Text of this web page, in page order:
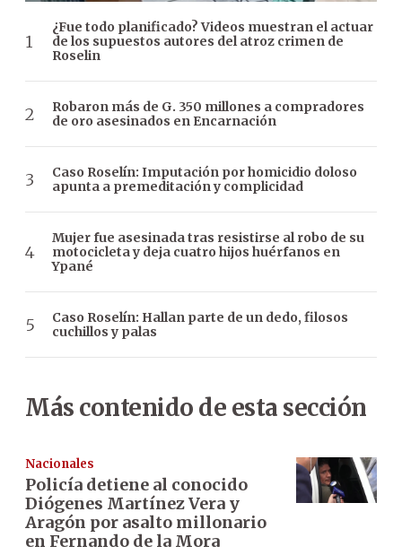
¿Fue todo planificado? Videos muestran el actuar
de los supuestos autores del atroz crimen de
Roselin
Robaron más de G. 350 millones a compradores
de oro asesinados en Encarnación
Caso Roselín: Imputación por homicidio doloso
apunta a premeditación y complicidad
Mujer fue asesinada tras resistirse al robo de su
motocicleta y deja cuatro hijos huérfanos en
Ypané
Caso Roselín: Hallan parte de un dedo, filosos
cuchillos y palas
Más contenido de esta sección
Nacionales
Policía detiene al conocido
Diógenes Martínez Vera y
Aragón por asalto millonario
en Fernando de la Mora